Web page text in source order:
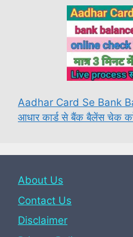
Aadhar Card Se Bank
आधार कार्ड से बैंक बैलेंस चेक
About Us
Contact Us
Disclaimer